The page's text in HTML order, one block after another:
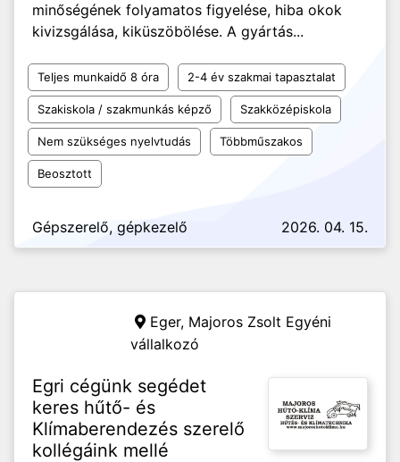
minőségének folyamatos figyelése, hiba okok
kivizsgálása, kiküszöbölése. A gyártás...
Teljes munkaidő 8 óra 2-4 év szakmai tapasztalat
Szakiskola / szakmunkás képző Szakközépiskola
Nem szükséges nyelvtudás Többműszakos
Beosztott
Gépszerelő, gépkezelő 2026. 04. 15.
Eger, Majoros Zsolt Egyéni
vállalkozó
Egri cégünk segédet
keres hűtő- és
Klímaberendezés szerelő
kollégáink mellé